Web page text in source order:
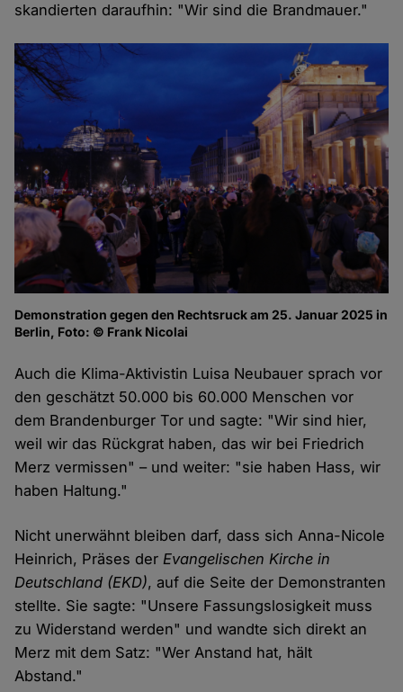
skandierten daraufhin: "Wir sind die Brandmauer."
Demonstration gegen den Rechtsruck am 25. Januar 2025 in
Berlin, Foto: © Frank Nicolai
Auch die Klima-Aktivistin Luisa Neubauer sprach vor
den geschätzt 50.000 bis 60.000 Menschen vor
dem Brandenburger Tor und sagte: "Wir sind hier,
weil wir das Rückgrat haben, das wir bei Friedrich
Merz vermissen" – und weiter: "sie haben Hass, wir
haben Haltung."
Nicht unerwähnt bleiben darf, dass sich Anna-Nicole
Heinrich, Präses der Evangelischen Kirche in
Deutschland (EKD), auf die Seite der Demonstranten
stellte. Sie sagte: "Unsere Fassungslosigkeit muss
zu Widerstand werden" und wandte sich direkt an
Merz mit dem Satz: "Wer Anstand hat, hält
Abstand."